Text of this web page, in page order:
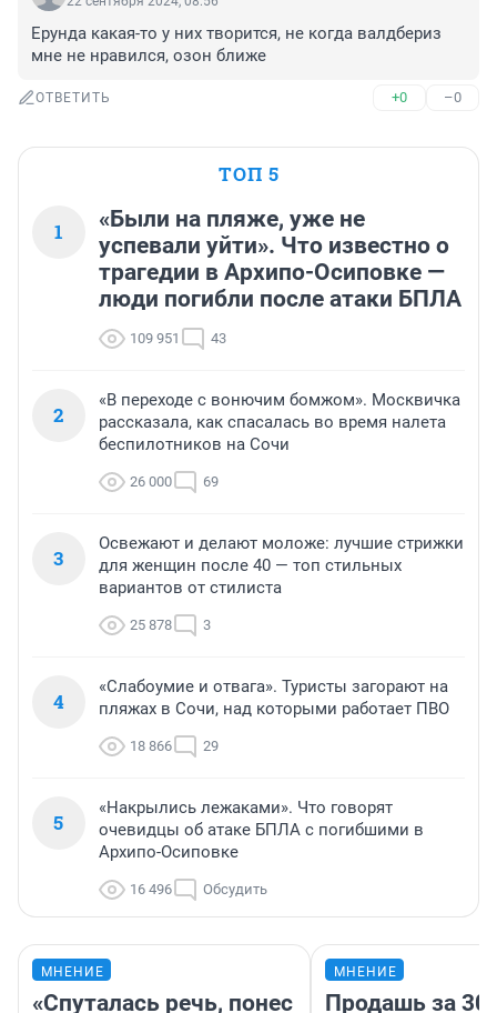
Ерунда какая-то у них творится, не когда валдбериз
мне не нравился, озон ближе
ОТВЕТИТЬ +0 –0
ТОП 5
1
«Были на пляже, уже не
успевали уйти». Что известно о
трагедии в Архипо-Осиповке —
люди погибли после атаки БПЛА
109 951 43
2
«В переходе с вонючим бомжом». Москвичка
рассказала, как спасалась во время налета
беспилотников на Сочи
26 000 69
3
Освежают и делают моложе: лучшие стрижки
для женщин после 40 — топ стильных
вариантов от стилиста
25 878 3
4
«Слабоумие и отвага». Туристы загорают на
пляжах в Сочи, над которыми работает ПВО
18 866 29
5
«Накрылись лежаками». Что говорят
очевидцы об атаке БПЛА с погибшими в
Архипо-Осиповке
16 496 Обсудить
МНЕНИЕ
«Спуталась речь, понес
МНЕНИЕ
Продашь за